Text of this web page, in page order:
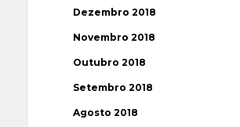
Dezembro 2018
Novembro 2018
Outubro 2018
Setembro 2018
Agosto 2018